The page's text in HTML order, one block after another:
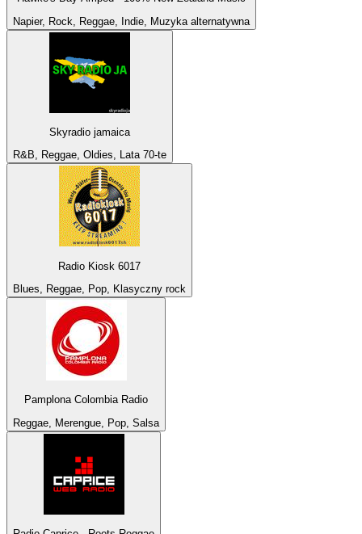
Napier, Rock, Reggae, Indie, Muzyka alternatywna
Skyradio jamaica
R&B, Reggae, Oldies, Lata 70-te
Radio Kiosk 6017
Blues, Reggae, Pop, Klasyczny rock
Pamplona Colombia Radio
Reggae, Merengue, Pop, Salsa